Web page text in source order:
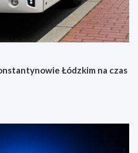
Łódzkim na czas